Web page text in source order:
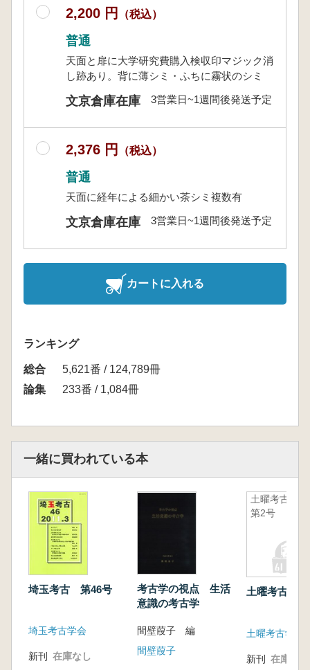
2,200 円 （税込）
普通
天面と扉に大学研究費購入検収印マジック消
し跡あり。背に薄シミ・ふちに霧状のシミ
文京倉庫在庫 3営業日~1週間後発送予定
2,376 円 （税込）
普通
天面に経年による細かい茶シミ複数有
文京倉庫在庫 3営業日~1週間後発送予定
カートに入れる
ランキング
総合
5,621番 / 124,789冊
論集
233番 / 1,084冊
一緒に買われている本
埼玉考古 第46号
埼玉考古学会
新刊 在庫なし
考古学の視点 生活
意識の考古学
間壁葭子 編
間壁葭子
土曜考古
第2号
土曜考古 第
土曜考古学研
新刊 在庫なし